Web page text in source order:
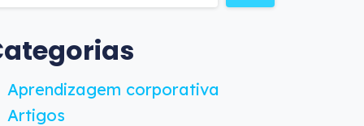
Aprendizagem corporativa
Artigos